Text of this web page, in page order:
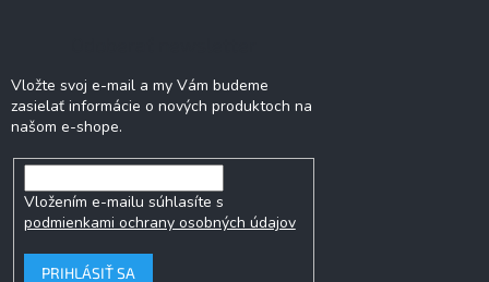
Vložte svoj e-mail a my Vám budeme
zasielať informácie o nových produktoch na
našom e-shope.
Vložením e-mailu súhlasíte s
podmienkami ochrany osobných údajov
PRIHLÁSIŤ SA